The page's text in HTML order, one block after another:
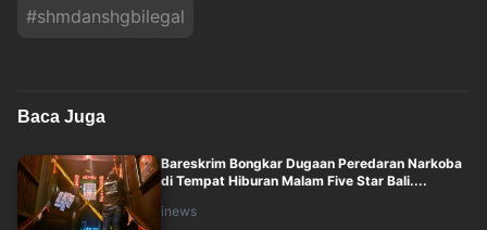
#shmdanshgbilegal
Baca Juga
Bareskrim Bongkar Dugaan Peredaran Narkoba
di Tempat Hiburan Malam Five Star Bali....
inews